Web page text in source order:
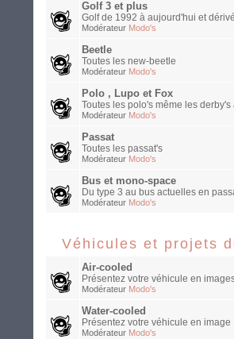
Golf 3 et plus
Golf de 1992 à aujourd'hui et
Modérateur Modo's
Beetle
Toutes les new-beetle
Modérateur Modo's
Polo , Lupo et Fox
Toutes les polo's même les
Modérateur Modo's
Passat
Toutes les passat's
Modérateur Modo's
Bus et mono-space
Du type 3 au bus actuelles en
Modérateur Modo's
Véhicules et projets
Air-cooled
Présentez votre véhicule en
Modérateur Modo's
Water-cooled
Présentez votre véhicule en image
Modérateur Modo's